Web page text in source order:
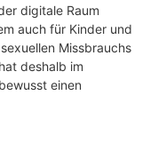
digitale Raum
auch für Kinder und
Missbrauchs
deshalb im
einen